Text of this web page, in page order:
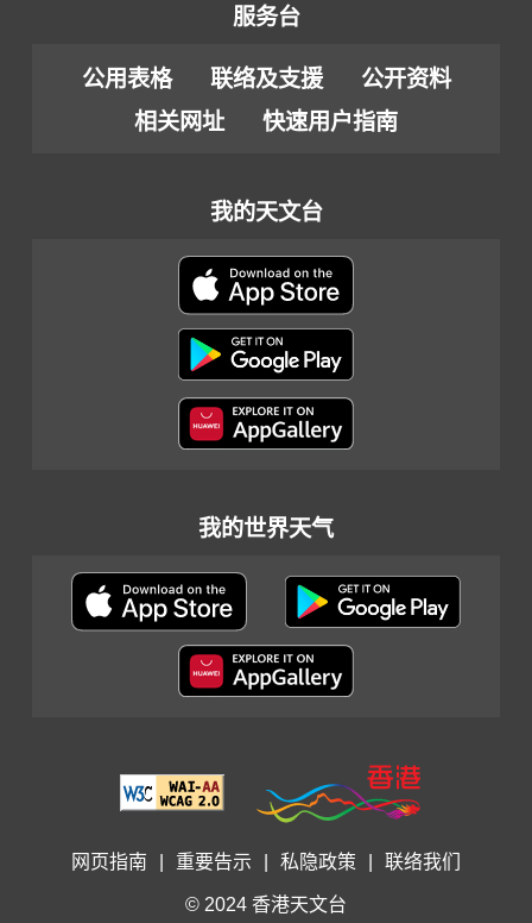
服务台
公用表格 联络及支援
公开资料
相关网址
快速用户指南
我的天文台
我的世界天气
网页指南 重要告示 私隐政策 联络我们
© 2024 香港天文台